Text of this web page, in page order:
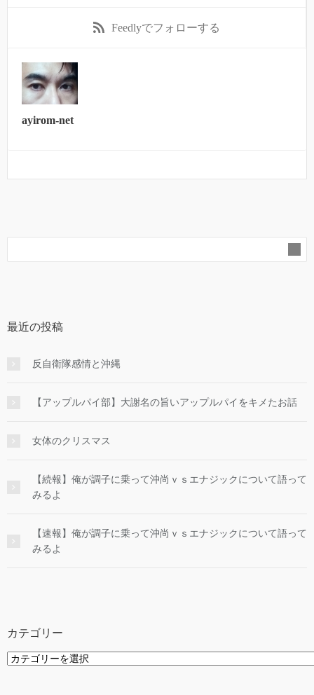
Feedlyでフォローする
ayirom-net
最近の投稿
反自衛隊感情と沖縄
【アップルパイ部】大謝名の旨いアップルパイをキメたお話
女体のクリスマス
【続報】俺が調子に乗って沖尚ｖｓエナジックについて語って
みるよ
【速報】俺が調子に乗って沖尚ｖｓエナジックについて語って
みるよ
カテゴリー
カ